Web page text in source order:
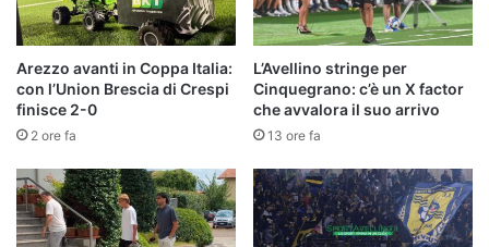
Arezzo avanti in Coppa Italia:
con l’Union Brescia di Crespi
finisce 2-0
2 ore fa
L’Avellino stringe per
Cinquegrano: c’è un X factor
che avvalora il suo arrivo
13 ore fa